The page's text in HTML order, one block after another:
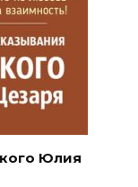
Юлия